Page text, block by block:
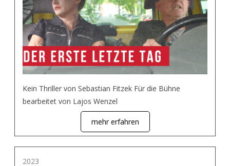
Kein Thriller von Sebastian Fitzek Für die Bühne
bearbeitet von Lajos Wenzel
mehr erfahren
2023